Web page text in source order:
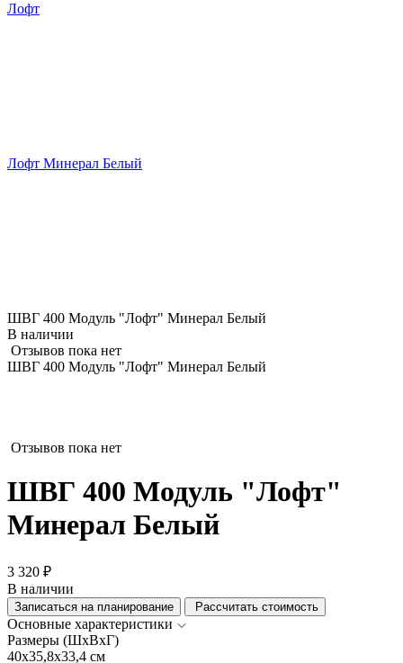
Лофт
Лофт Минерал Белый
ШВГ 400 Модуль "Лофт" Минерал Белый
В наличии
Отзывов пока нет
ШВГ 400 Модуль "Лофт" Минерал Белый
Отзывов пока нет
ШВГ 400 Модуль "Лофт"
Минерал Белый
3 320 ₽
В наличии
Записаться на планирование Рассчитать стоимость
Основные характеристики
Размеры (ШхВхГ)
40x35,8x33,4 см